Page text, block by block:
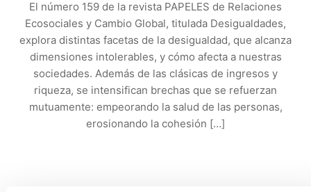
El número 159 de la revista PAPELES de Relaciones
Ecosociales y Cambio Global, titulada Desigualdades,
explora distintas facetas de la desigualdad, que alcanza
dimensiones intolerables, y cómo afecta a nuestras
sociedades. Además de las clásicas de ingresos y
riqueza, se intensifican brechas que se refuerzan
mutuamente: empeorando la salud de las personas,
erosionando la cohesión […]